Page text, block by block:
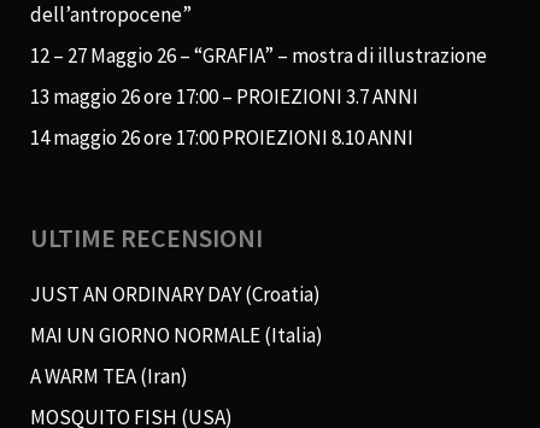
dell’antropocene”
12 – 27 Maggio 26 – “GRAFIA” – mostra di illustrazione
13 maggio 26 ore 17:00 – PROIEZIONI 3.7 ANNI
14 maggio 26 ore 17:00 PROIEZIONI 8.10 ANNI
ULTIME RECENSIONI
JUST AN ORDINARY DAY (Croatia)
MAI UN GIORNO NORMALE (Italia)
A WARM TEA (Iran)
MOSQUITO FISH (USA)